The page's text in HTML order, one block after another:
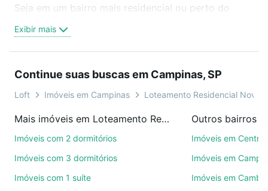
Seja em um bairro mais residencial ou perto do
oferta ideal de Imóveis à venda em Loteamento
Residencial Novo Mundo, Campinas, SP para
ou por videochamada, é grátis, sem compromisso e
você ainda conta com mais de 46 mil corretores e
de imóveis.
ruas, bairros e até condomínios favoritos. Você
Exibir mais
Continue suas buscas em Campinas, SP
Loft Imóveis em Campinas Loteamento Residencial Novo
Mais imóveis em Loteamento Residencial Novo Mundo
Imóveis com 2 dormitórios
Imóveis com 3 dormitórios
Imóveis com 1 suíte
Outros bairros
Imóveis em Centro
Imóveis em
Imóveis em Cambuí